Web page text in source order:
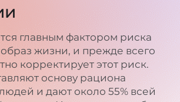
главным фактором риска
жизни, и прежде всего
корректирует этот риск.
основу рациона
и дают около 55% всей